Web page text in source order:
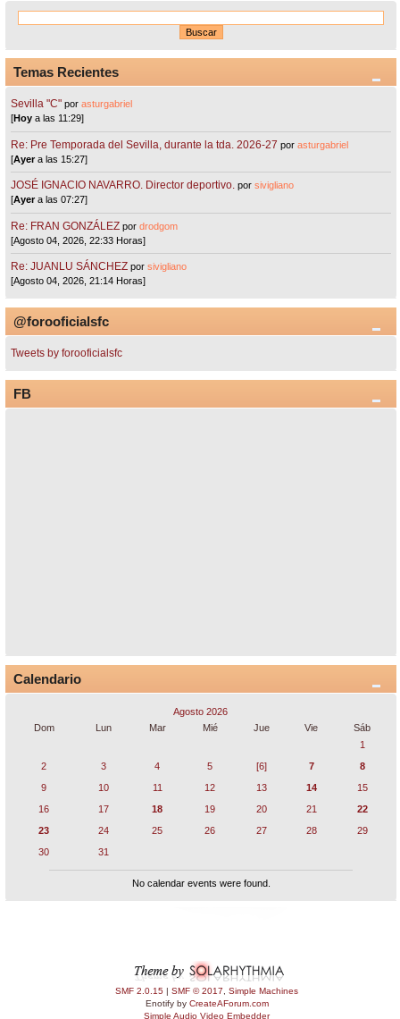
Temas Recientes
Sevilla "C"porasturgabriel
[Hoy a las 11:29]
Re: Pre Temporada del Sevilla, durante la tda. 2026-27 porasturgabriel
[Ayera las 15:27]
JOSÉ IGNACIO NAVARRO. Director deportivo. porsivigliano
[Ayera las 07:27]
Re: FRAN GONZÁLEZ pordrodgom
[Agosto 04, 2026, 22:33 Horas]
Re: JUANLU SÁNCHEZ porsivigliano
[Agosto 04, 2026, 21:14 Horas]
@forooficialsfc
Tweets by forooficialsfc
FB
Calendario
Agosto 2026
Dom
Lun Mar Mié Jue Vie
Sáb
1
2
3 4 5 [6] 7
8
9
10 11 12 13 14
15
16
17 18 19 20 21
22
23
24 25 26 27 28
29
30
31
No calendar events were found.
SMF 2.0.15 | SMF © 2017
Simple Machines
Enotify by CreateAForum.com
Simple Audio Video Embedder